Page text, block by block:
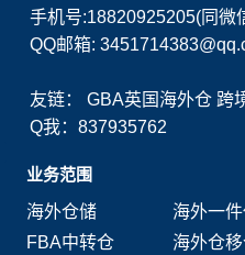
手机号:18820925205(同微
QQ邮箱:
友链：GBA英国海外仓 跨
Q我：837935762
业务范围
海外仓储
海外一
FBA中转仓
海外仓